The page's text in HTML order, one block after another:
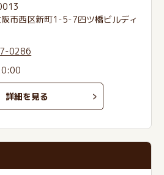
市西区新町1-5-7四ツ橋ビルディ
0286
詳細を見る